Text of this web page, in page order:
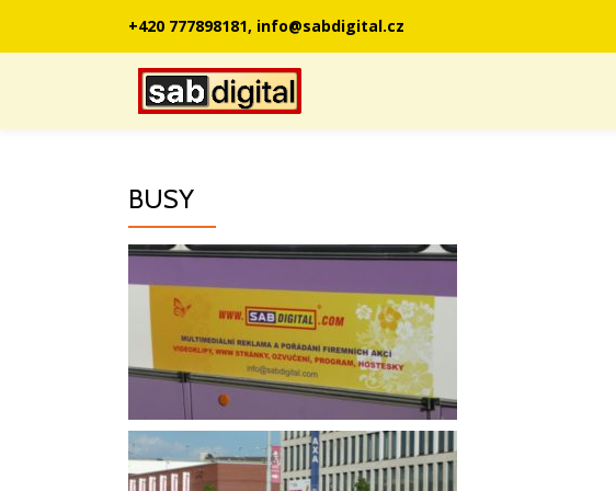
Přeskočit
+420 777898181, info@sabdigital.cz
BUSY